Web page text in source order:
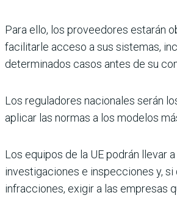
Para ello, los proveedores estarán
facilitarle acceso a sus sistemas,
determinados casos antes de su
Los reguladores nacionales serán
aplicar las normas a los modelos
Los equipos de la UE podrán llevar
investigaciones e inspecciones y,
infracciones, exigir a las empresas